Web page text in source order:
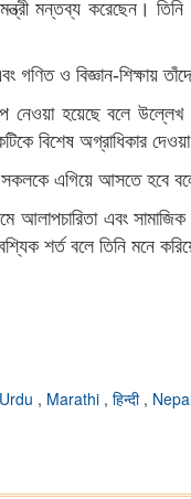
মন্তব্য করেছেন।
ও বিজ্ঞান-শিক্ষায়
নেওয়া হয়েছে বলে
বিশেষ অগ্রাধিকার
এগিয়ে আসতে হবে বলে
এবং
শর্ত বলে তিনি মনে
Urdu , Marathi , हिन्दी ,